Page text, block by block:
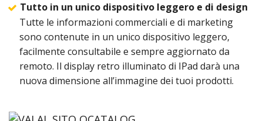
Tutto in un unico dispositivo leggero e di design
Tutte le informazioni commerciali e di marketing
sono contenute in un unico dispositivo leggero,
facilmente consultabile e sempre aggiornato da
remoto. Il display retro illuminato di IPad darà una
nuova dimensione all’immagine dei tuoi prodotti.